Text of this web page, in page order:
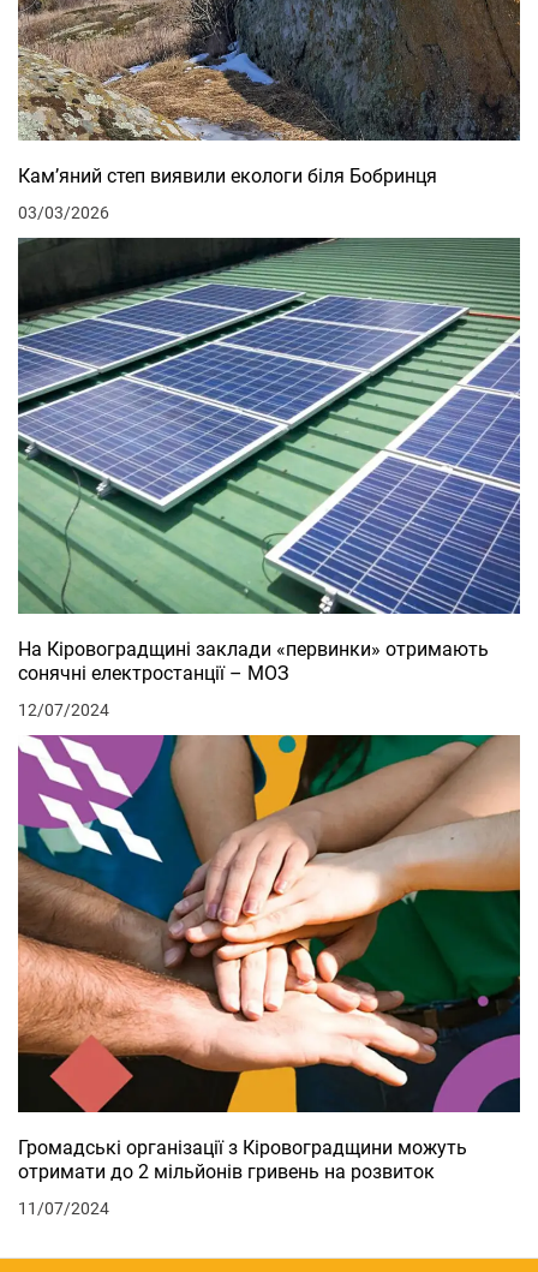
Кам’яний степ виявили екологи біля Бобринця
03/03/2026
На Кіровоградщині заклади «первинки» отримають
сонячні електростанції – МОЗ
12/07/2024
Громадські організації з Кіровоградщини можуть
отримати до 2 мільйонів гривень на розвиток
11/07/2024